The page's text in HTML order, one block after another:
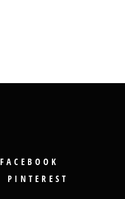
FACEBOOK
PINTEREST